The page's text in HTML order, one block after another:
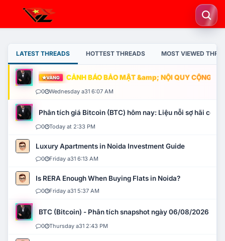
LATEST THREADS HOTTEST THREADS MOST VIEWED
VÀNG CẢNH BÁO BẢO MẬT &amp; NỘI QUY CỘNG
0 Wednesday a31 6:07 AM
Phân tích giá Bitcoin (BTC) hôm nay: Liệu nỗi sợ hãi có
0 Today at 2:33 PM
Luxury Apartments in Noida Investment Guide
0 Friday a31 6:13 AM
Is RERA Enough When Buying Flats in Noida?
0 Friday a31 5:37 AM
BTC (Bitcoin) - Phân tích snapshot ngày 06/08/2026
0 Thursday a31 2:43 PM